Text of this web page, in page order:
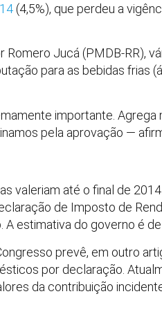
(4,5%), que perdeu a
Romero Jucá (PMDB-RR),
para as bebidas frias
importante.
pela aprovação —
valeriam até o final de
de Imposto de
estimativa do governo é
prevê, em outro
por declaração.
da contribuição